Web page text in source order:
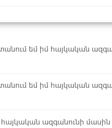
եմ իմ հայկական
եմ իմ հայկական
հայկական ազգանունի մասին